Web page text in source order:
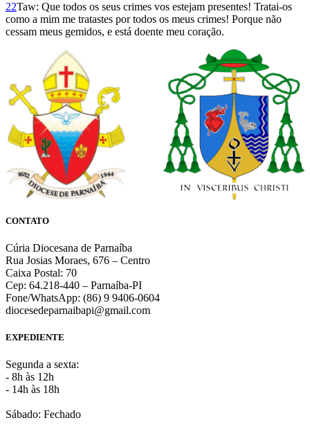
22Taw: Que todos os seus crimes vos estejam presentes! Tratai-os
como a mim me tratastes por todos os meus crimes! Porque não
cessam meus gemidos, e está doente meu coração.
CONTATO
Cúria Diocesana de Parnaíba
Rua Josias Moraes, 676 – Centro
Caixa Postal: 70
Cep: 64.218-440 – Parnaíba-PI
Fone/WhatsApp: (86) 9 9406-0604
diocesedeparnaibapi@gmail.com
EXPEDIENTE
Segunda a sexta:
- 8h às 12h
- 14h às 18h
Sábado: Fechado